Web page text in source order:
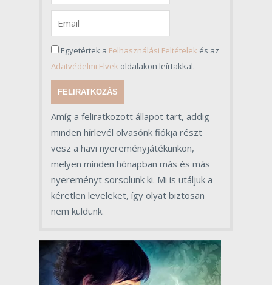
Egyetértek a Felhasználási Feltételek és az
Adatvédelmi Elvek oldalakon leírtakkal.
FELIRATKOZÁS
Amíg a feliratkozott állapot tart, addig
minden hírlevél olvasónk fiókja részt
vesz a havi nyereményjátékunkon,
melyen minden hónapban más és más
nyereményt sorsolunk ki. Mi is utáljuk a
kéretlen leveleket, így olyat biztosan
nem küldünk.